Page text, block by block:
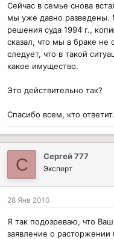
Сейчас в семье снова
мы уже давно разведены.
решения суда 1994 г.,
сказал, что мы в браке не
следует, что в такой
какое имущество.
Это действительно так?
Спасибо всем, кто ответит.
С Сергей 777
Эксперт
28 Янв 2010
Я так подозреваю, что
заявление о